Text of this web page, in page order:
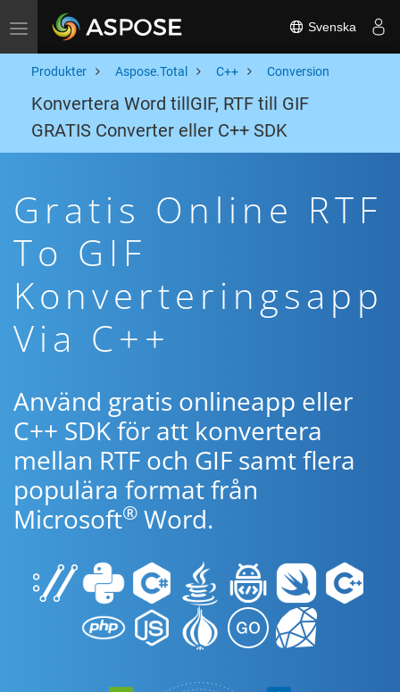
Toggle navigation Svenska
Produkter Aspose.Total C++ Conversion
Konvertera Word tillGIF, RTF till GIF
GRATIS Converter eller C++ SDK
Gratis Online RTF
To GIF
Konverteringsapp
Via C++
Använd gratis onlineapp eller
C++ SDK för att konvertera
mellan RTF och GIF samt flera
populära format från
Microsoft® Word.